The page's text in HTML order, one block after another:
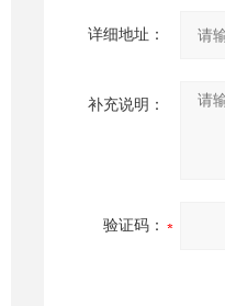
详细地址：
补充说明：
验证码：